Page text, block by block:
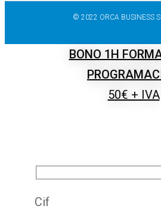
© 2022 ORCA BUSINESS
BONO 1H
50€ + IVA
Cif